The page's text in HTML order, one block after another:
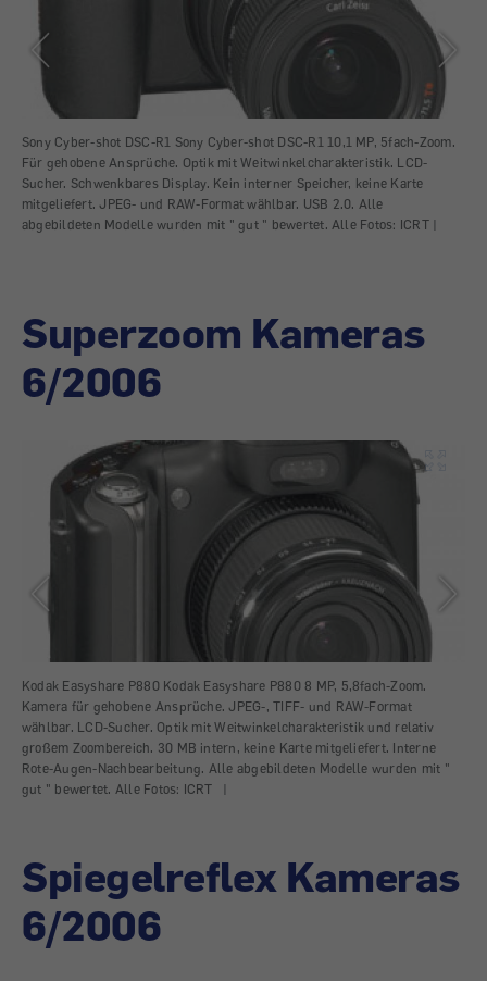
Sony Cyber-shot DSC-R1 Sony Cyber-shot DSC-R1 10,1 MP, 5fach-Zoom.
Für gehobene Ansprüche. Optik mit Weitwinkelcharakteristik. LCD-
Sucher. Schwenkbares Display. Kein interner Speicher, keine Karte
mitgeliefert. JPEG- und RAW-Format wählbar. USB 2.0. Alle
abgebildeten Modelle wurden mit " gut " bewertet. Alle Fotos: ICRT |
Superzoom Kameras
6/2006
Kodak Easyshare P880 Kodak Easyshare P880 8 MP, 5,8fach-Zoom.
Kamera für gehobene Ansprüche. JPEG-, TIFF- und RAW-Format
wählbar. LCD-Sucher. Optik mit Weitwinkelcharakteristik und relativ
großem Zoombereich. 30 MB intern, keine Karte mitgeliefert. Interne
Rote-Augen-Nachbearbeitung. Alle abgebildeten Modelle wurden mit "
gut " bewertet. Alle Fotos: ICRT |
Spiegelreflex Kameras
6/2006